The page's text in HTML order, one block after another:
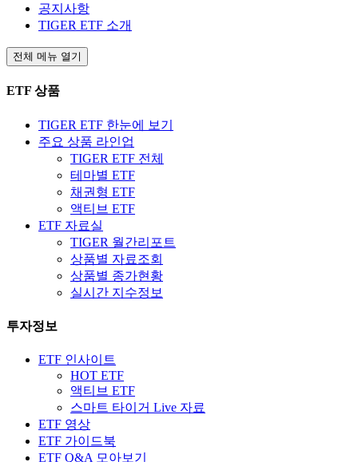
공지사항
TIGER ETF 소개
전체 메뉴 열기
ETF 상품
TIGER ETF 한눈에 보기
주요 상품 라인업
TIGER ETF 전체
테마별 ETF
채권형 ETF
액티브 ETF
ETF 자료실
TIGER 월간리포트
상품별 자료조회
상품별 종가현황
실시간 지수정보
투자정보
ETF 인사이트
HOT ETF
액티브 ETF
스마트 타이거 Live 자료
ETF 영상
ETF 가이드북
ETF Q&A 모아보기